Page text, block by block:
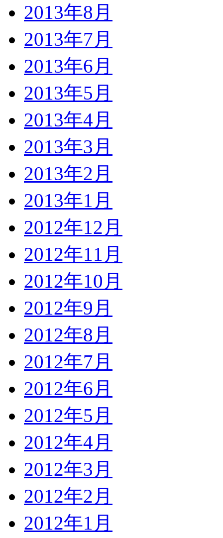
2013年8月
2013年7月
2013年6月
2013年5月
2013年4月
2013年3月
2013年2月
2013年1月
2012年12月
2012年11月
2012年10月
2012年9月
2012年8月
2012年7月
2012年6月
2012年5月
2012年4月
2012年3月
2012年2月
2012年1月